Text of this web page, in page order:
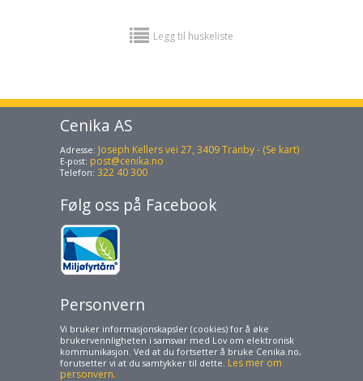
Legg til huskeliste
Cenika AS
Adresse: Joseph Kellers vei 27, 3409 Tranby - (Se kart)
E-post: post@cenika.no
Telefon: 322 40 300
Følg oss på Facebook
Personvern
Vi bruker informasjonskapsler (cookies) for å øke
brukervennligheten i samsvar med Lov om elektronisk
kommunikasjon. Ved at du fortsetter å bruke Cenika.no,
forutsetter vi at du samtykker til dette. Les mer om
personvern.